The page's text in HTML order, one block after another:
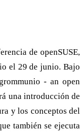
de openSUSE,
el 29 de junio. Bajo
- an open
una introducción de
y los conceptos del
también se ejecuta